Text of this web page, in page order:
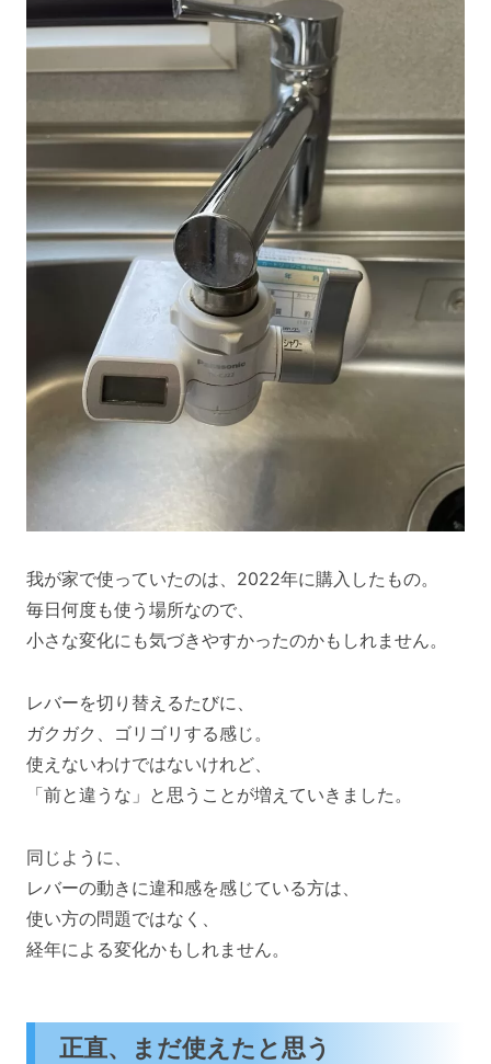
我が家で使っていたのは、2022年に購入したもの。
毎日何度も使う場所なので、
小さな変化にも気づきやすかったのかもしれません。
レバーを切り替えるたびに、
ガクガク、ゴリゴリする感じ。
使えないわけではないけれど、
「前と違うな」と思うことが増えていきました。
同じように、
レバーの動きに違和感を感じている方は、
使い方の問題ではなく、
経年による変化かもしれません。
正直、まだ使えたと思う